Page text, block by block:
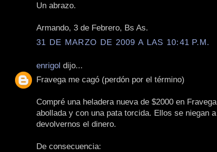
Un abrazo.
Armando, 3 de Febrero, Bs As.
31 DE MARZO DE 2009 A LAS 10:41 P.M.
enrigol dijo...
Fravega me cagó (perdón por el término)
Compré una heladera nueva de $2000 en
abollada y con una pata torcida. Ellos se niegan
devolvernos el dinero.
De consecuencia: